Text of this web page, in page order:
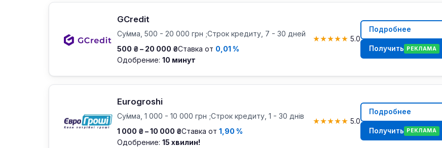
GCredit
Су́мма, 500 - 20 000 грн ;Строк кредиту, 7 - 30 дней
500 ₴ – 20 000 ₴Ставка от 0,01 %
Одобрение: 10 минут
★★★★★ 5.0
Подробнее
Получить РЕКЛАМА
Eurogroshi
Су́мма, 1 000 - 10 000 грн ;Строк кредиту, 1 - 30 днів
1 000 ₴ – 10 000 ₴Ставка от 1,90 %
Одобрение: 15 хвилин!
★★★★★ 5.0
Подробнее
Получить РЕКЛАМА